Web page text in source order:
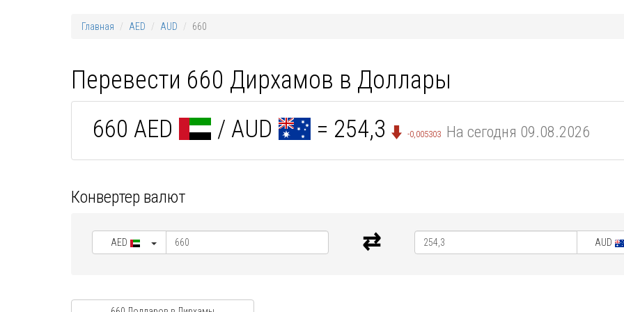
Главная AED AUD 660
Перевести 660 Дирхамов в Доллары
660 AED / AUD = 254,3 -0,005303 На сегодня 09.08.2026
Конвертер валют
AED AUD